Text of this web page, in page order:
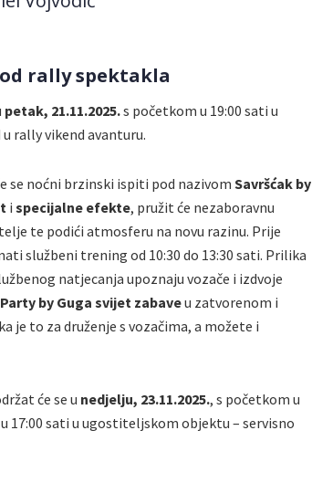
rally spektakla
petak, 21.11.2025.s početkom u 19:00 sati u
rally vikend avanturu.
se noćni brzinski ispiti pod nazivom Savršćak by
i specijalne efekte, pružit će nezaboravnu
te podići atmosferu na novu razinu. Prije
službeni trening od 10:30 do 13:30 sati. Prilika
natjecanja upoznaju vozače i izdvoje
Party by Guga svijet zabaveu zatvorenom i
je to za druženje s vozačima, a možete i
će se u nedjelju, 23.11.2025., s početkom u
17:00 sati u ugostiteljskom objektu – servisno